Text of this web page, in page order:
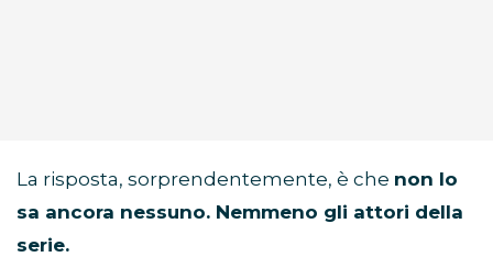
La risposta, sorprendentemente, è che non lo
sa ancora nessuno. Nemmeno gli attori della
serie.